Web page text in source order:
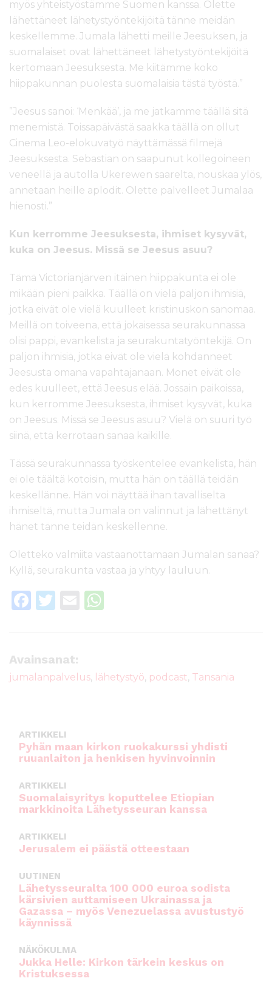
myös yhteistyöstämme Suomen kanssa. Olette
lähettäneet lähetystyöntekijöitä tänne meidän
keskellemme. Jumala lähetti meille Jeesuksen, ja
suomalaiset ovat lähettäneet lähetystyöntekijöitä
kertomaan Jeesuksesta. Me kiitämme koko
hiippakunnan puolesta suomalaisia tästä työstä.”
”Jeesus sanoi: ‘Menkää’, ja me jatkamme täällä sitä
menemistä. Toissapäivästä saakka täällä on ollut
Cinema Leo-elokuvatyö näyttämässä filmejä
Jeesuksesta. Sebastian on saapunut kollegoineen
veneellä ja autolla Ukerewen saarelta, nouskaa ylös,
annetaan heille aplodit. Olette palvelleet Jumalaa
hienosti.”
Kun kerromme Jeesuksesta, ihmiset kysyvät,
kuka on Jeesus. Missä se Jeesus asuu?
Tämä Victorianjärven itäinen hiippakunta ei ole
mikään pieni paikka. Täällä on vielä paljon ihmisiä,
jotka eivät ole vielä kuulleet kristinuskon sanomaa.
Meillä on toiveena, että jokaisessa seurakunnassa
olisi pappi, evankelista ja seurakuntatyöntekijä. On
paljon ihmisiä, jotka eivät ole vielä kohdanneet
Jeesusta omana vapahtajanaan. Monet eivät ole
edes kuulleet, että Jeesus elää. Jossain paikoissa,
kun kerromme Jeesuksesta, ihmiset kysyvät, kuka
on Jeesus. Missä se Jeesus asuu? Vielä on suuri työ
siinä, että kerrotaan sanaa kaikille.
Tässä seurakunnassa työskentelee evankelista, hän
ei ole täältä kotoisin, mutta hän on täällä teidän
keskellänne. Hän voi näyttää ihan tavalliselta
ihmiseltä, mutta Jumala on valinnut ja lähettänyt
hänet tänne teidän keskellenne.
Oletteko valmiita vastaanottamaan Jumalan sanaa?
Kyllä, seurakunta vastaa ja yhtyy lauluun.
F
e
b
k
T
te
r
E
A
Avainsanat:
jumalanpalvelus, lähetystyö, podcast, Tansania
ARTIKKELI
Pyhän maan kirkon ruokakurssi yhdisti
ruuanlaiton ja henkisen hyvinvoinnin
ARTIKKELI
Suomalaisyritys koputtelee Etiopian
markkinoita Lähetysseuran kanssa
ARTIKKELI
Jerusalem ei päästä otteestaan
UUTINEN
Lähetysseuralta 100 000 euroa sodista
kärsivien auttamiseen Ukrainassa ja
Gazassa – myös Venezuelassa avustustyö
käynnissä
NÄKÖKULMA
Jukka Helle: Kirkon tärkein keskus on
Kristuksessa